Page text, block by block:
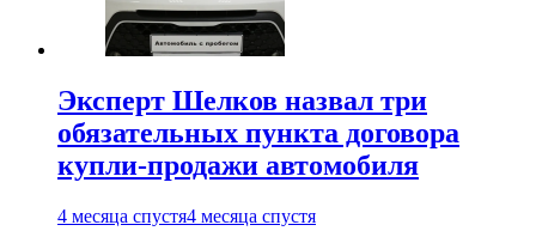
Эксперт Шелков назвал три
обязательных пункта договора
купли-продажи автомобиля
4 месяца спустя4 месяца спустя